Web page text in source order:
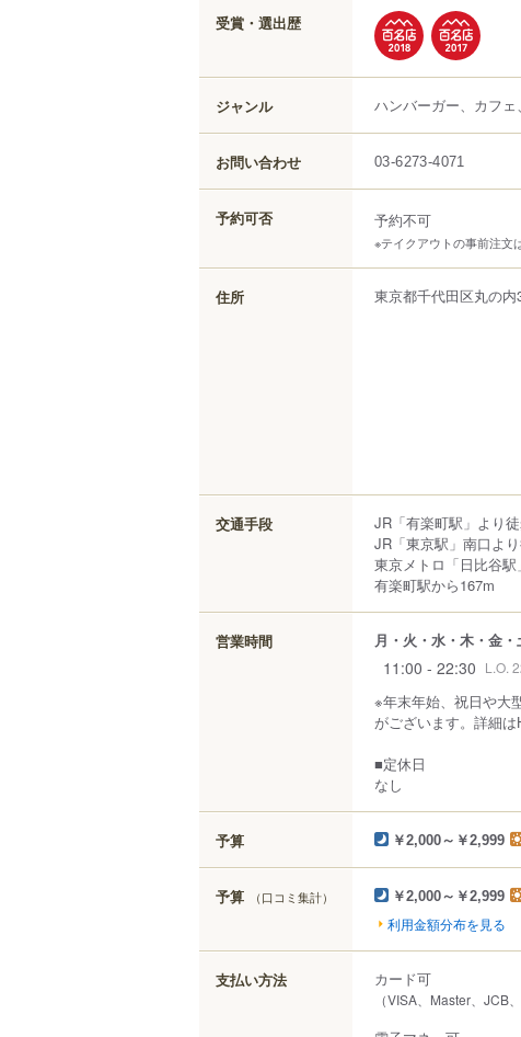
受賞・選出歴
ジャンル ハンバーガー、カフ
お問い合わせ 03-6273-4071
予約可否 予約不可
※テイクアウトの事前注文
住所 東京都千代田区丸の内
交通手段
JR「有楽町駅」より
JR「東京駅」南口よ
東京メトロ「日比谷
有楽町駅から167m
営業時間 月・火・水・木・金
11:00 - 22:30 L.O.
※年末年始、祝日や大
がございます。詳細は
■定休日
なし
予算 ￥2,000～￥2,999
予算 （口コミ集計） ￥2,000～￥2,999
利用金額分布を見る
支払い方法 カード可
（VISA、Master、JCB